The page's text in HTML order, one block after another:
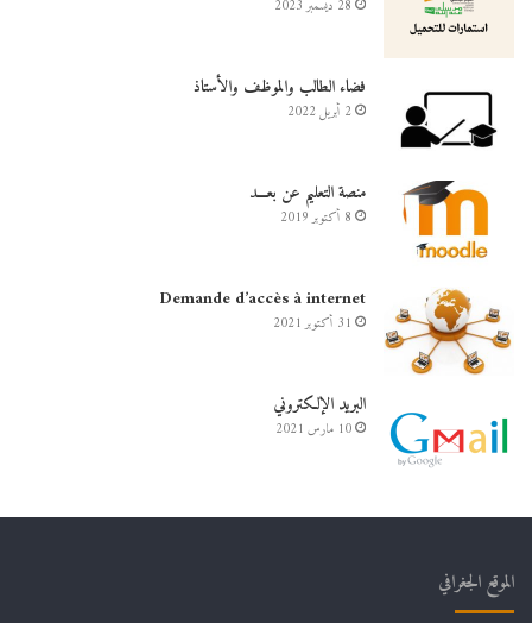
28 ديسمبر 2023
فضاء الطالب والموظف والأستاذ
2 أبريل 2022
منصة التعليم عن بعـــد
8 أكتوبر 2019
Demande d’accès à internet
31 أكتوبر 2021
البريد الإلكتروني
10 مارس 2021
الموقع الجغرافي